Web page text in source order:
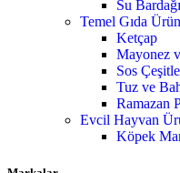
Su
Temel Gıda
Ketçap
Mayonez
Sos
Tuz ve
Ramazan
Evcil Hayvan
Köpek